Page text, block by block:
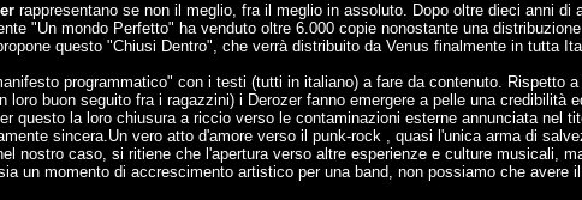
rappresentano se non il meglio, fra il meglio in assoluto. Dopo oltre dieci anni di
"Un mondo Perfetto" ha venduto oltre 6.000 copie nonostante una
questo "Chiusi Dentro", che verrà distribuito da Venus finalmente in tutta
programmatico" con i testi (tutti in italiano) a fare da contenuto. Rispetto
loro buon seguito fra i ragazzini) i Derozer fanno emergere a pelle una credibilità
questo la loro chiusura a riccio verso le contaminazioni esterne annunciata nel
sincera.Un vero atto d'amore verso il punk-rock , quasi l'unica arma di
nostro caso, si ritiene che l'apertura verso altre esperienze e culture musicali,
un momento di accrescimento artistico per una band, non possiamo che avere